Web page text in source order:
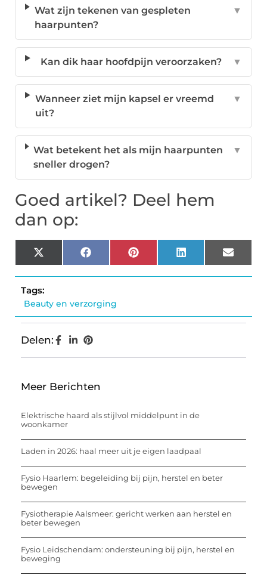
Wat zijn tekenen van gespleten
haarpunten?
▼
Kan dik haar hoofdpijn veroorzaken? ▼
Wanneer ziet mijn kapsel er vreemd
uit?
▼
Wat betekent het als mijn haarpunten
sneller drogen?
▼
Goed artikel? Deel hem
dan op:
X
(Twitter)
FacebookPinterestLinkedIn Email
Tags:
Beauty en verzorging
Delen:
Meer Berichten
Elektrische haard als stijlvol middelpunt in de
woonkamer
Laden in 2026: haal meer uit je eigen laadpaal
Fysio Haarlem: begeleiding bij pijn, herstel en beter
bewegen
Fysiotherapie Aalsmeer: gericht werken aan herstel en
beter bewegen
Fysio Leidschendam: ondersteuning bij pijn, herstel en
beweging